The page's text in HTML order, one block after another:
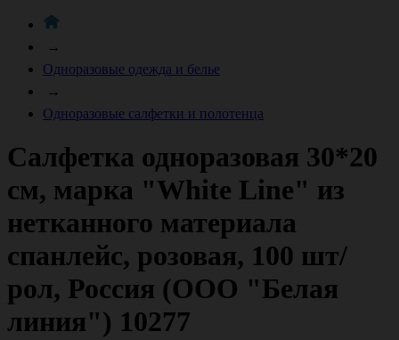
→
Одноразовые одежда и белье
→
Одноразовые салфетки и полотенца
Салфетка одноразовая 30*20
см, марка "White Line" из
нетканного материала
спанлейс, розовая, 100 шт/
рол, Россия (ООО "Белая
линия") 10277